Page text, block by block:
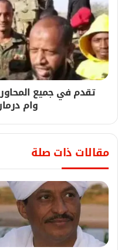
تقدم في جميع
وام
مقالات ذات صلة